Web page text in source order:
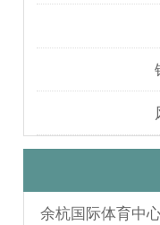
余杭国际体育中